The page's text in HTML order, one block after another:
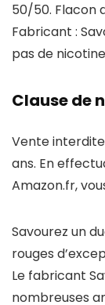
50/50. Flacon
Fabricant :
pas de
Clause de
Vente interdite
ans. En
Amazon.fr,
Savourez un
rouges
Le fabricant
nombreuses